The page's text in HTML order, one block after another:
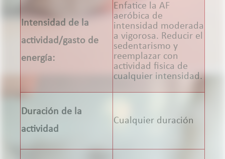
Intensidad de la
actividad/gasto de
energía:
Enfatice la AF
aeróbica de
intensidad moderada
a vigorosa. Reducir el
sedentarismo y
reemplazar con
actividad fisica de
cualquier intensidad.
Duración de la
actividad
Cualquier duración